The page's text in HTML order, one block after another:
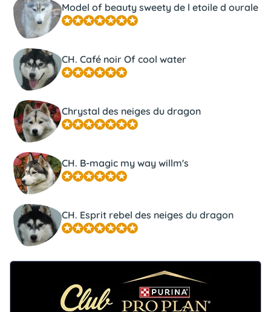
Model of beauty sweety de l etoile d ourale
CH. Café noir Of cool water
Chrystal des neiges du dragon
CH. B-magic my way willm's
CH. Esprit rebel des neiges du dragon